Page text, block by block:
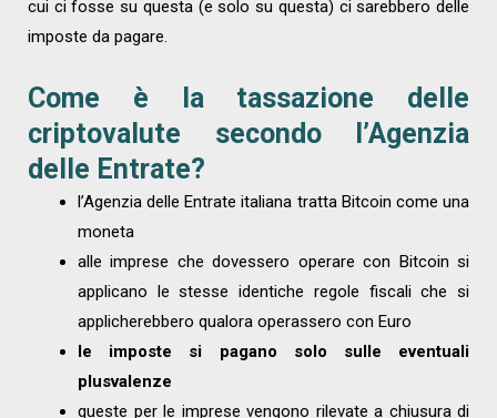
cui ci fosse su questa (e solo su questa) ci sarebbero delle
imposte da pagare.
Come è la tassazione delle
criptovalute secondo l’Agenzia
delle Entrate?
l’Agenzia delle Entrate italiana tratta Bitcoin come una
moneta
alle imprese che dovessero operare con Bitcoin si
applicano le stesse identiche regole fiscali che si
applicherebbero qualora operassero con Euro
le imposte si pagano solo sulle eventuali
plusvalenze
queste per le imprese vengono rilevate a chiusura di